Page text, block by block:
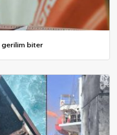
gerilim biter